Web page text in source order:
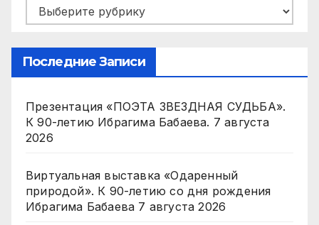
Рубрики
Последние Записи
Презентация «ПОЭТА ЗВЕЗДНАЯ СУДЬБА».
К 90-летию Ибрагима Бабаева. 7 августа
2026
Виртуальная выставка «Одаренный
природой». К 90-летию со дня рождения
Ибрагима Бабаева 7 августа 2026